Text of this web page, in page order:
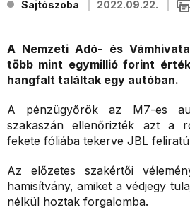
Sajtószoba 2022.09.22.
A Nemzeti Adó- és
több mint egymillió forint
hangfalt találtak egy autóban.
A pénzügyőrök az M7-es
szakaszán ellenőrizték azt a
fekete fóliába tekerve JBL
Az előzetes szakértői
hamisítvány, amiket a védjegy
nélkül hoztak forgalomba.